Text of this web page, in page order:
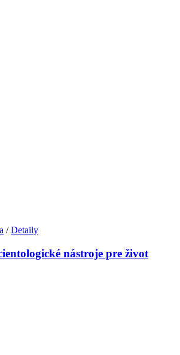
/ Detaily
nástroje pre život